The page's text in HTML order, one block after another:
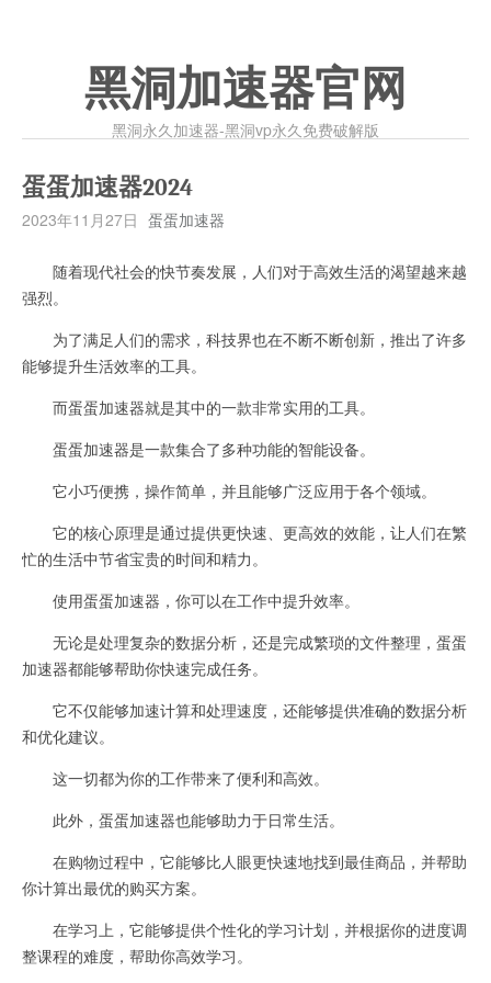
黑洞加速器官网
黑洞永久加速器-黑洞vp永久免费破解版
蛋蛋加速器2024
2023年11月27日 蛋蛋加速器
随着现代社会的快节奏发展，人们对于高效生活的渴望越来越
强烈。
为了满足人们的需求，科技界也在不断不断创新，推出了许多
能够提升生活效率的工具。
而蛋蛋加速器就是其中的一款非常实用的工具。
蛋蛋加速器是一款集合了多种功能的智能设备。
它小巧便携，操作简单，并且能够广泛应用于各个领域。
它的核心原理是通过提供更快速、更高效的效能，让人们在繁
忙的生活中节省宝贵的时间和精力。
使用蛋蛋加速器，你可以在工作中提升效率。
无论是处理复杂的数据分析，还是完成繁琐的文件整理，蛋蛋
加速器都能够帮助你快速完成任务。
它不仅能够加速计算和处理速度，还能够提供准确的数据分析
和优化建议。
这一切都为你的工作带来了便利和高效。
此外，蛋蛋加速器也能够助力于日常生活。
在购物过程中，它能够比人眼更快速地找到最佳商品，并帮助
你计算出最优的购买方案。
在学习上，它能够提供个性化的学习计划，并根据你的进度调
整课程的难度，帮助你高效学习。